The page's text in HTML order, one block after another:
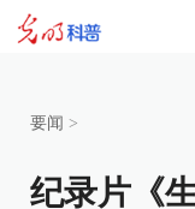
要闻 >
纪录片《